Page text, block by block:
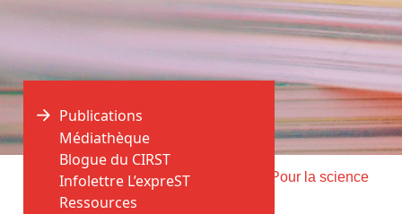
Accueil > Publications > Livraison de Pour la science
Publications
Médiathèque
Blogue du CIRST
Infolettre L’expreST
Ressources